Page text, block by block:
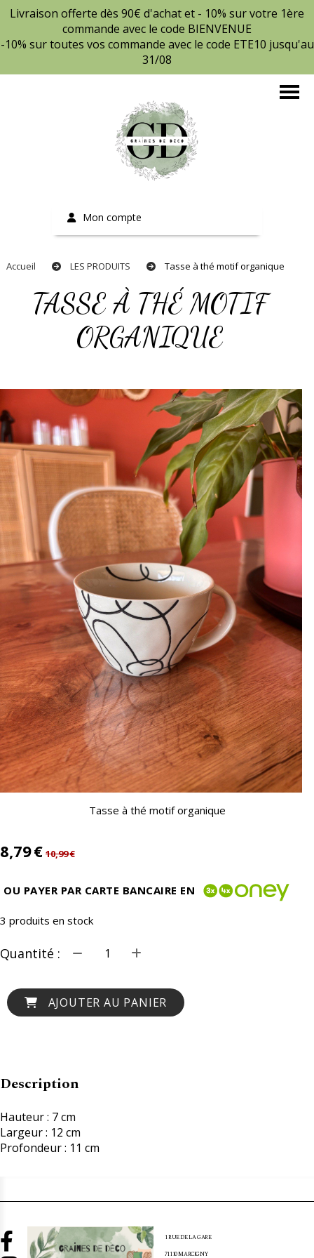
Livraison offerte dès 90€ d'achat et - 10% sur votre 1ère
commande avec le code BIENVENUE
-10% sur toutes vos commande avec le code ETE10 jusqu'au
31/08
Mon compte
Accueil LES PRODUITS Tasse à thé motif organique
TASSE À THÉ MOTIF
ORGANIQUE
Tasse à thé motif organique
8,79€ 10,99€
OU PAYER PAR CARTE BANCAIRE EN
3 produits en stock
Quantité :
AJOUTER AU PANIER
Description
Hauteur : 7 cm
Largeur : 12 cm
Profondeur : 11 cm

1 RUE DE LA GARE
71110 MARCIGNY